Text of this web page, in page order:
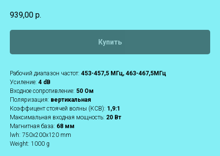
939,00 р.
Купить
Рабочий диапазон частот: 453-457,5 МГц, 463-467,5МГц
Усиление: 4 dB
Входное сопротивление: 50 Ом
Поляризация: вертикальная
Коэффицент стоячей волны (КСВ): 1,9:1
Максимальная входная мощность: 20 Вт
Магнитная база: 68 мм
lwh: 750x200x120 mm
Weight: 1000 g